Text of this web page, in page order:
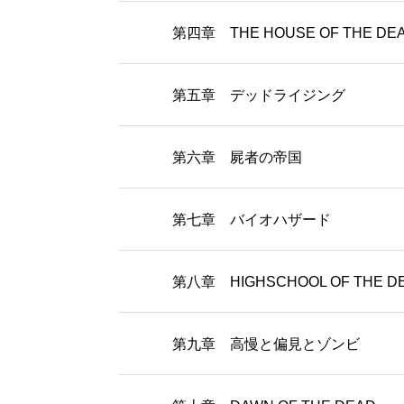
第四章 THE HOUSE OF THE
第五章 デッドライジング
第六章 屍者の帝国
第七章 バイオハザード
第八章 HIGHSCHOOL OF THE
第九章 高慢と偏見とゾンビ